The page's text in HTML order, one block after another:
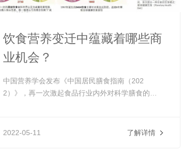
饮食营养变迁中蕴藏着哪些商
业机会？
中国营养学会发布《中国居民膳食指南（202
2）》，再一次激起食品行业内外对科学膳食的讨
变化，在膳食准则、食物种类与摄入量上，以及特
了解详情
2022-05-11